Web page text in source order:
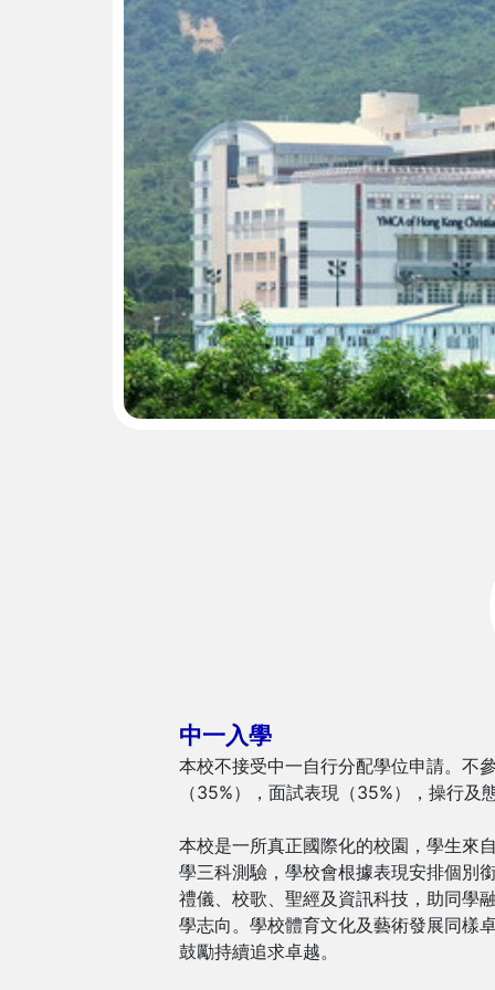
中一入學
本校不接受中一自行分配學位申請。不
（35%），面試表現（35%），操行
本校是一所真正國際化的校園，學生來
學三科測驗，學校會根據表現安排個別
禮儀、校歌、聖經及資訊科技，助同學
學志向。學校體育文化及藝術發展同樣
鼓勵持續追求卓越。